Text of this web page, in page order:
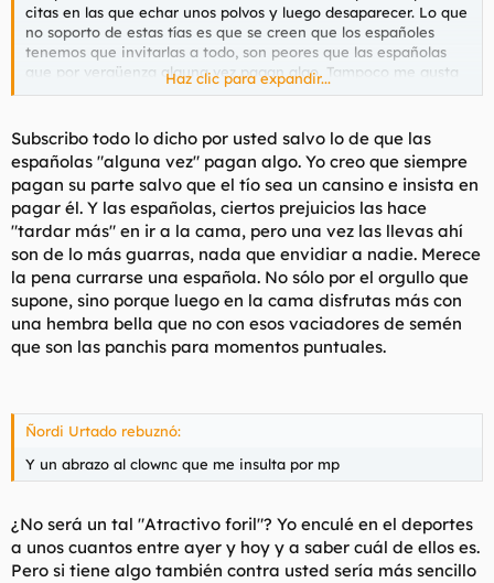
citas en las que echar unos polvos y luego desaparecer. Lo que
no soporto de estas tías es que se creen que los españoles
tenemos que invitarlas a todo, son peores que las españolas
que por vergüenza alguna vez pagan algo. Tampoco me gusta
su escaso nivel cultural, llega a dar pena y eso que estamos
superan largamente.
Haz clic para expandir...
Subscribo todo lo dicho por usted salvo lo de que las
españolas "alguna vez" pagan algo. Yo creo que siempre
pagan su parte salvo que el tío sea un cansino e insista en
pagar él. Y las españolas, ciertos prejuicios las hace
"tardar más" en ir a la cama, pero una vez las llevas ahí
son de lo más guarras, nada que envidiar a nadie. Merece
la pena currarse una española. No sólo por el orgullo que
supone, sino porque luego en la cama disfrutas más con
una hembra bella que no con esos vaciadores de semén
que son las panchis para momentos puntuales.
Ñordi Urtado rebuznó:
Y un abrazo al clownc que me insulta por mp
¿No será un tal "Atractivo foril"? Yo enculé en el deportes
a unos cuantos entre ayer y hoy y a saber cuál de ellos es.
Pero si tiene algo también contra usted sería más sencillo